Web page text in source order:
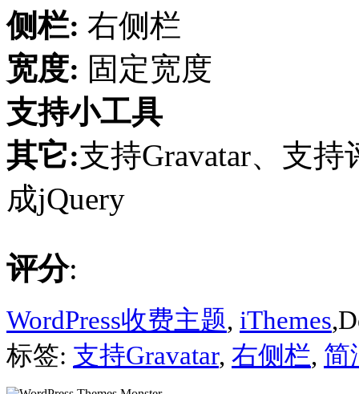
侧栏: 右侧栏
宽度: 固定宽度
支持小工具
其它:支持Gravatar、支
成jQuery
评分:
WordPress收费主题, iThemes
标签: 支持Gravatar, 右侧栏, 简